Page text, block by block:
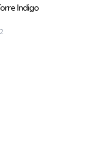
Indigo
2